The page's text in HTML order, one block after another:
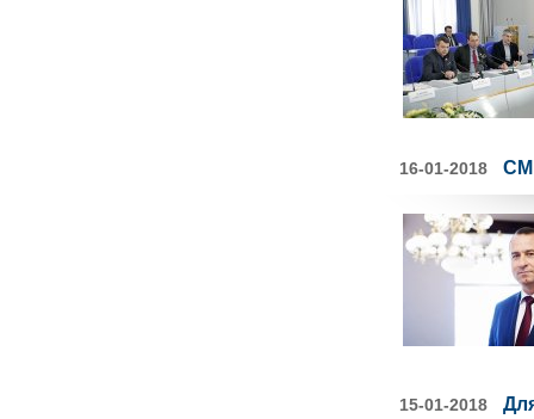
16-01-2018
15-01-2018